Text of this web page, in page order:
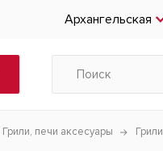
Архангельская
Грили, печи аксесуары Грили